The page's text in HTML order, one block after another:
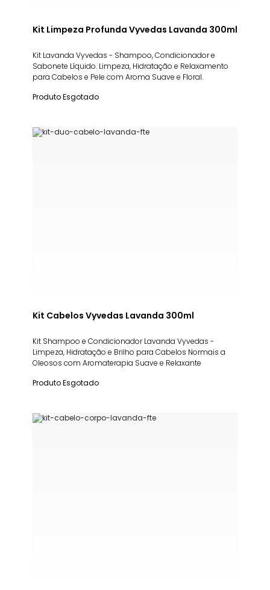
Kit Limpeza Profunda Vyvedas Lavanda 300ml
Kit Lavanda Vyvedas - Shampoo, Condicionador e
Sabonete Líquido. Limpeza, Hidratação e Relaxamento
para Cabelos e Pele com Aroma Suave e Floral.
Produto Esgotado
Kit Cabelos Vyvedas Lavanda 300ml
Kit Shampoo e Condicionador Lavanda Vyvedas -
Limpeza, Hidratação e Brilho para Cabelos Normais a
Oleosos com Aromaterapia Suave e Relaxante
Produto Esgotado